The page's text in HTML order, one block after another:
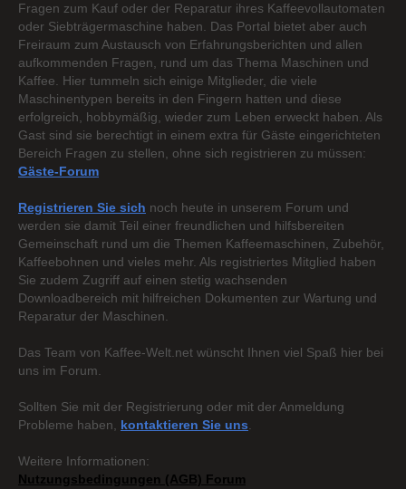
Fragen zum Kauf oder der Reparatur ihres Kaffeevollautomaten
oder Siebträgermaschine haben. Das Portal bietet aber auch
Freiraum zum Austausch von Erfahrungsberichten und allen
aufkommenden Fragen, rund um das Thema Maschinen und
Kaffee. Hier tummeln sich einige Mitglieder, die viele
Maschinentypen bereits in den Fingern hatten und diese
erfolgreich, hobbymäßig, wieder zum Leben erweckt haben. Als
Gast sind sie berechtigt in einem extra für Gäste eingerichteten
Bereich Fragen zu stellen, ohne sich registrieren zu müssen:
Gäste-Forum
Registrieren Sie sich noch heute in unserem Forum und
werden sie damit Teil einer freundlichen und hilfsbereiten
Gemeinschaft rund um die Themen Kaffeemaschinen, Zubehör,
Kaffeebohnen und vieles mehr. Als registriertes Mitglied haben
Sie zudem Zugriff auf einen stetig wachsenden
Downloadbereich mit hilfreichen Dokumenten zur Wartung und
Reparatur der Maschinen.
Das Team von Kaffee-Welt.net wünscht Ihnen viel Spaß hier bei
uns im Forum.
Sollten Sie mit der Registrierung oder mit der Anmeldung
Probleme haben, kontaktieren Sie uns
Weitere Informationen:
Nutzungsbedingungen (AGB) Forum